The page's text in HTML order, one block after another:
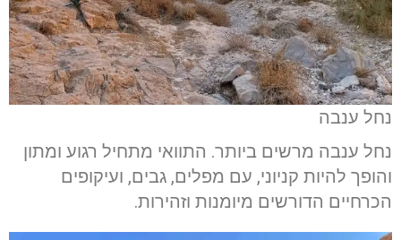
נחל ענבה
נחל ענבה מרשים ביותר. התוואי מתחיל רגוע ומתון
והופך להיות קניוני, עם מפלים, גבים, ועיקופים
הכרחיים הדורשים מיומנות וזהירות.